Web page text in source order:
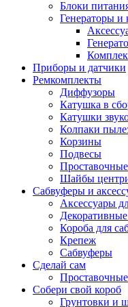
Блоки
Генераторы
Приборы и датчики
Ремкомплекты
Диффузоры
Катушка в
Катушки
Колпаки
Корзины
Подвесы
Шайбы
Сабвуферы и
Аксессуары
Короба для
Крепеж
Сабвуферы
Сделай сам
Собери свой короб
Грунтовки и